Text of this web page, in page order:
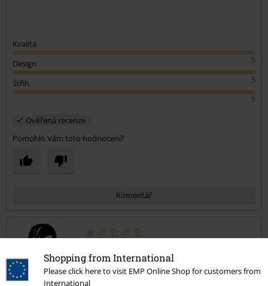
Shopping from International
Please click here to visit EMP Online Shop for customers from
International
Kvalita
5
Design
5
Střih
5
Ověřená recenze
Pomohlo Vám toto hodnocení?
Komentář
1 Hodnocení
Publikováno: Čtvrtek, 11.07.2024